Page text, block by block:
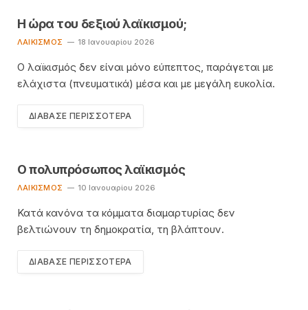
Η ώρα του δεξιού λαϊκισμού;
ΛΑΙΚΙΣΜΌΣ 18 Ιανουαρίου 2026
Ο λαϊκισμός δεν είναι μόνο εύπεπτος, παράγεται με
ελάχιστα (πνευματικά) μέσα και με μεγάλη ευκολία.
ΔΙΆΒΑΣΕ ΠΕΡΙΣΣΌΤΕΡΑ
Ο πολυπρόσωπος λαϊκισμός
ΛΑΙΚΙΣΜΌΣ 10 Ιανουαρίου 2026
Κατά κανόνα τα κόμματα διαμαρτυρίας δεν
βελτιώνουν τη δημοκρατία, τη βλάπτουν.
ΔΙΆΒΑΣΕ ΠΕΡΙΣΣΌΤΕΡΑ